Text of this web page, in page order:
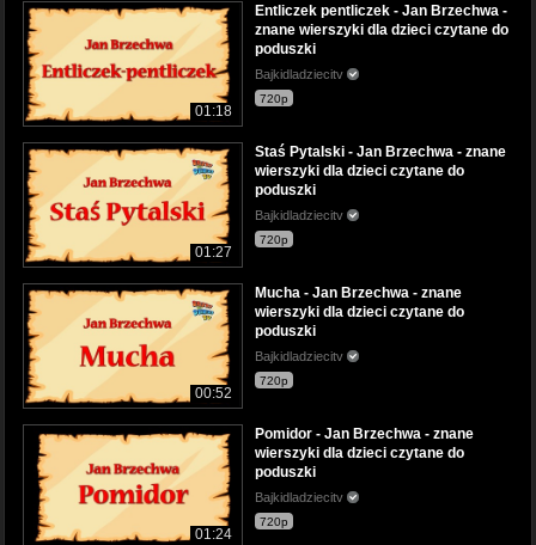
01:18
Entliczek pentliczek - Jan Brzechwa -
znane wierszyki dla dzieci czytane do
poduszki
Bajkidladziecitv
720p
01:27
Staś Pytalski - Jan Brzechwa - znane
wierszyki dla dzieci czytane do
poduszki
Bajkidladziecitv
720p
00:52
Mucha - Jan Brzechwa - znane
wierszyki dla dzieci czytane do
poduszki
Bajkidladziecitv
720p
01:24
Pomidor - Jan Brzechwa - znane
wierszyki dla dzieci czytane do
poduszki
Bajkidladziecitv
720p